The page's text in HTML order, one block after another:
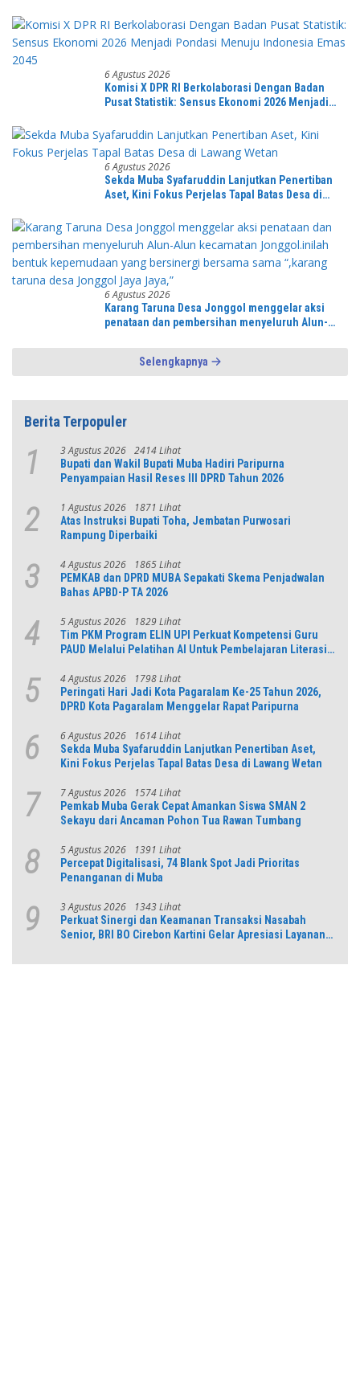
6 Agustus 2026
Komisi X DPR RI Berkolaborasi Dengan Badan
Pusat Statistik: Sensus Ekonomi 2026 Menjadi
6 Agustus 2026
Sekda Muba Syafaruddin Lanjutkan Penertiban
Aset, Kini Fokus Perjelas Tapal Batas Desa di
6 Agustus 2026
Karang Taruna Desa Jonggol menggelar aksi
penataan dan pembersihan menyeluruh Alun-
kepemudaan yang bersinergi bersama sama
“,karang taruna desa Jonggol Jaya Jaya,”
Selengkapnya
Berita Terpopuler
1 3 Agustus 2026 2414 Lihat
Bupati dan Wakil Bupati Muba Hadiri Paripurna
Penyampaian Hasil Reses III DPRD Tahun 2026
2 1 Agustus 2026 1871 Lihat
Atas Instruksi Bupati Toha, Jembatan Purwosari
Rampung Diperbaiki
3 4 Agustus 2026 1865 Lihat
PEMKAB dan DPRD MUBA Sepakati Skema Penjadwalan
Bahas APBD-P TA 2026
4 5 Agustus 2026 1829 Lihat
Tim PKM Program ELIN UPI Perkuat Kompetensi Guru
PAUD Melalui Pelatihan AI Untuk Pembelajaran Literasi
5 4 Agustus 2026 1798 Lihat
Peringati Hari Jadi Kota Pagaralam Ke-25 Tahun 2026,
DPRD Kota Pagaralam Menggelar Rapat Paripurna
6 6 Agustus 2026 1614 Lihat
Sekda Muba Syafaruddin Lanjutkan Penertiban Aset,
Kini Fokus Perjelas Tapal Batas Desa di Lawang Wetan
7 7 Agustus 2026 1574 Lihat
Pemkab Muba Gerak Cepat Amankan Siswa SMAN 2
Sekayu dari Ancaman Pohon Tua Rawan Tumbang
8 5 Agustus 2026 1391 Lihat
Percepat Digitalisasi, 74 Blank Spot Jadi Prioritas
Penanganan di Muba
9 3 Agustus 2026 1343 Lihat
Perkuat Sinergi dan Keamanan Transaksi Nasabah
Senior, BRI BO Cirebon Kartini Gelar Apresiasi Layanan